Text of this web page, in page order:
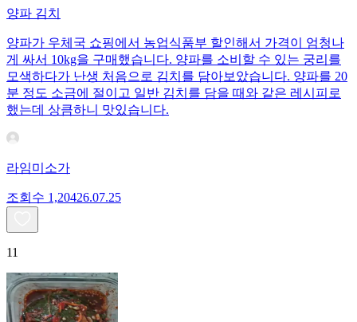
양파 김치
양파가 우체국 쇼핑에서 농업식품부 할인해서 가격이 엄청나
게 싸서 10kg을 구매했습니다. 양파를 소비할 수 있는 궁리를
모색하다가 난생 처음으로 김치를 담아보았습니다. 양파를 20
분 정도 소금에 절이고 일반 김치를 담을 때와 같은 레시피로
했는데 상큼하니 맛있습니다.
라임미소가
조회수 1,20426.07.25
11